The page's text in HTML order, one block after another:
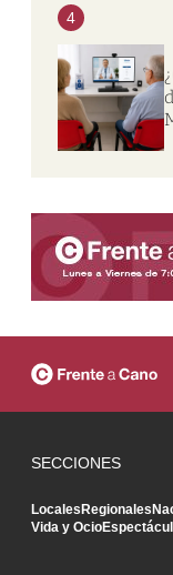
4
SECCIONES
LocalesRegionales
Vida y Ocio